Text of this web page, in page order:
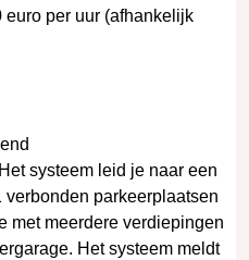
euro per uur (afhankelijk
systeem leid je naar een
parkeerplaatsen
met meerdere verdiepingen
Het systeem meldt